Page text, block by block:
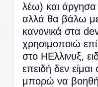
λέω) και άργησα
αλλά θα βάλω
κανονικά στα
χρησιμοποιώ
στο ΗΕλλινυξ,
επειδή δεν
μπορώ να